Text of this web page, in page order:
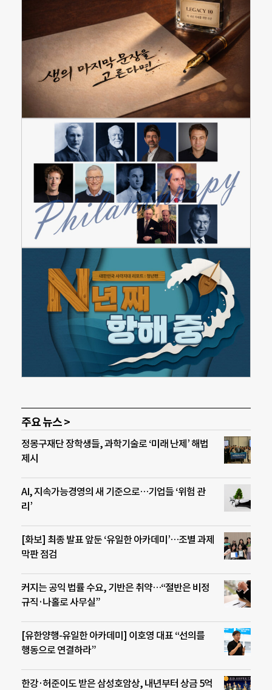
주요 뉴스 >
정몽구재단 장학생들, 과학기술로 ‘미래 난제’ 해법
제시
AI, 지속가능경영의 새 기준으로…기업들 ‘위험 관
리’
[화보] 최종 발표 앞둔 ‘유일한 아카데미’…조별 과제
막판 점검
커지는 공익 법률 수요, 기반은 취약…“절반은 비정
규직·나홀로 사무실”
[유한양행-유일한 아카데미] 이호영 대표 “선의를
행동으로 연결하라”
한강·허준이도 받은 삼성호암상, 내년부터 상금 5억